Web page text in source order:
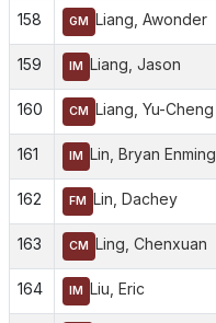
158 GM Liang, Awonder
159 IM Liang, Jason
160 CM Liang, Yu-Cheng
161 IM Lin, Bryan Enming
162 FM Lin, Dachey
163 CM Ling, Chenxuan
164 IM Liu, Eric